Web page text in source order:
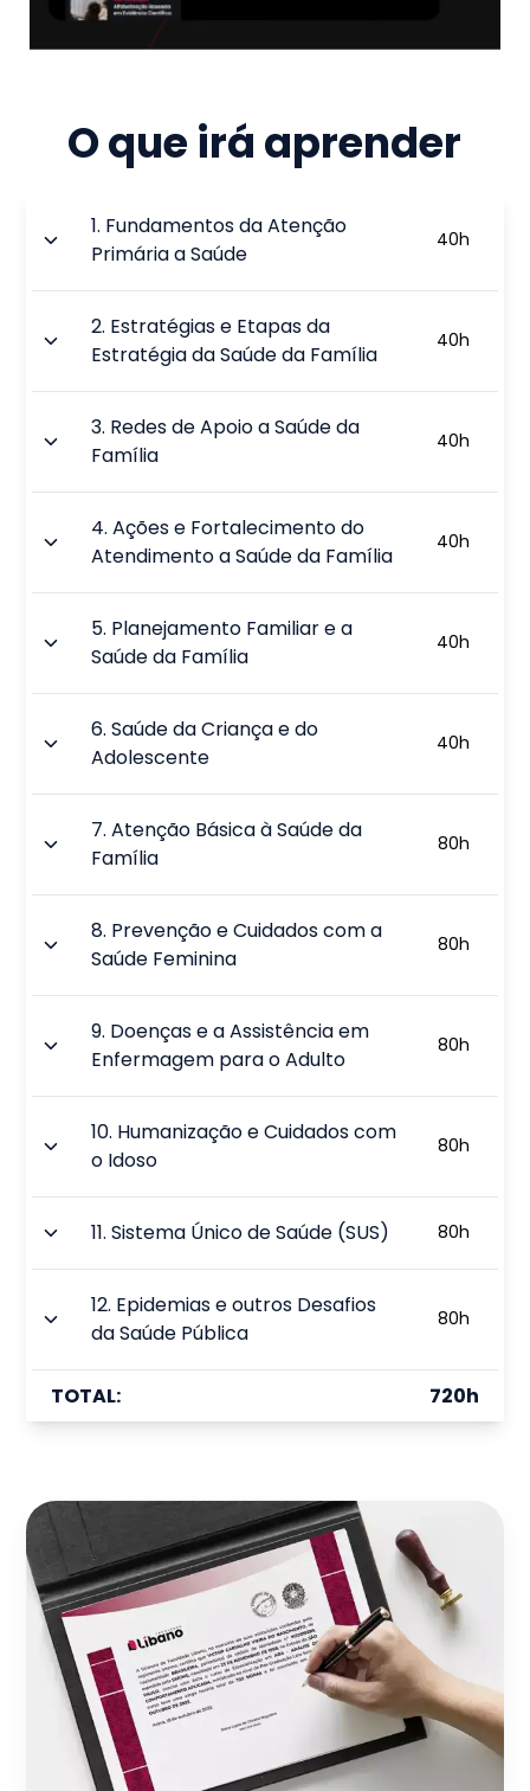
O que irá aprender
1. Fundamentos da Atenção
Primária a Saúde
40h
2. Estratégias e Etapas da
Estratégia da Saúde da Família
40h
3. Redes de Apoio a Saúde da
Família
40h
4.Ações e Fortalecimento do
Atendimento a Saúde da Família
40h
5. Planejamento Familiar e a
Saúde da Família
40h
6.Saúde da Criança e do
Adolescente
40h
7.Atenção Básica à Saúde da
Família
80h
8. Prevenção e Cuidados com a
Saúde Feminina
80h
9. Doenças e a Assistência em
Enfermagem para o Adulto
80h
10. Humanização e Cuidados com
o Idoso
80h
11.Sistema Único de Saúde (SUS) 80h
12. Epidemias e outros Desafios
da Saúde Pública
80h
TOTAL: 720h